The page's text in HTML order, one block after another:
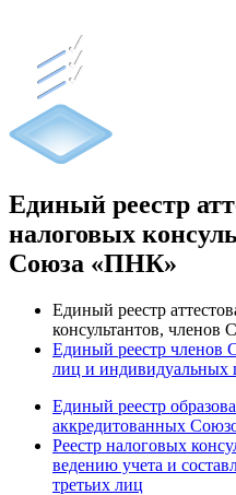
Единый реестр
налоговых
Союза «ПНК»
Единый реестр
консультантов,
Единый реестр
лиц и индивидуальных
Единый реестр
аккредитованных
Реестр налоговых
ведению учета и
третьих лиц